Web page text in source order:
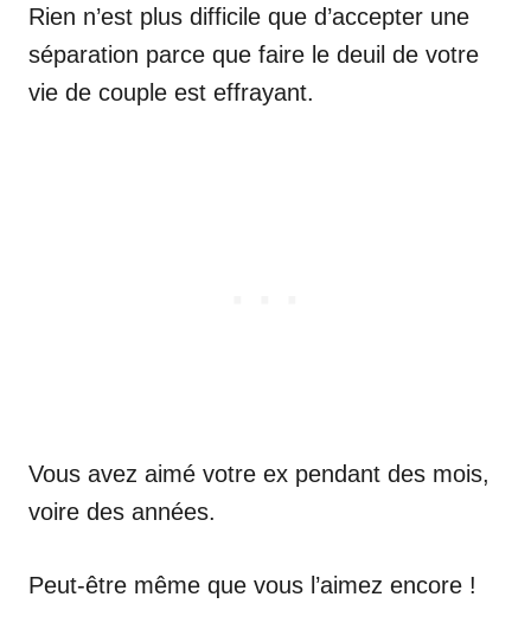
Rien n’est plus difficile que d’accepter une
séparation parce que faire le deuil de votre
vie de couple est effrayant.
Vous avez aimé votre ex pendant des mois,
voire des années.
Peut-être même que vous l’aimez encore !